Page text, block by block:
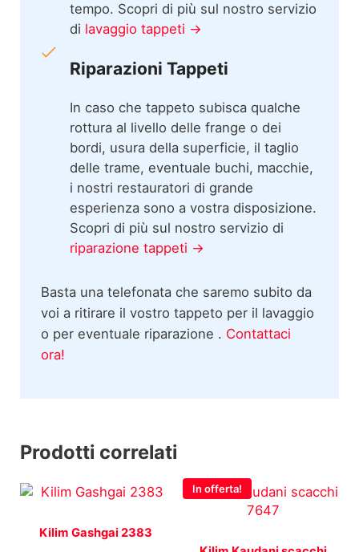
tempo. Scopri di più sul nostro servizio
di lavaggio tappeti →
Riparazioni Tappeti
In caso che tappeto subisca qualche
rottura al livello delle frange o dei
bordi, usura della superficie, il taglio
delle trame, eventuale buchi, macchie,
i nostri restauratori di grande
esperienza sono a vostra disposizione.
Scopri di più sul nostro servizio di
riparazione tappeti →
Basta una telefonata che saremo subito da
voi a ritirare il vostro tappeto per il lavaggio
o per eventuale riparazione . Contattaci
ora!
Prodotti correlati
Kilim Gashgai 2383
In offerta!